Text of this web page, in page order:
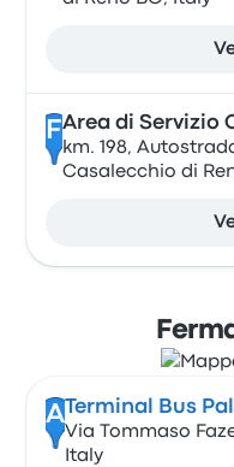
FArea di Servizio
km. 198,
Casalecchio di
A Terminal Bus
Via Tommaso
Italy